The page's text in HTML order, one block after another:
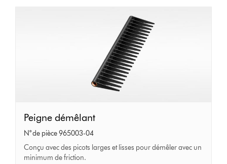
Peigne
démêlant
Peigne démêlant
N° de pièce 965003-04
Conçu avec des picots larges et lisses pour démêler avec un
minimum de friction.